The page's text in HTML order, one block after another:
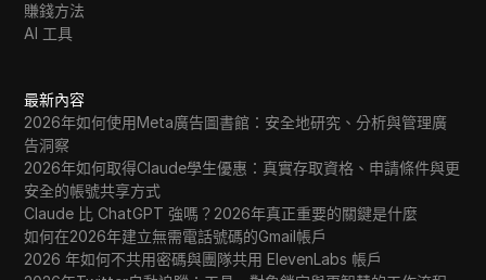
賺錢方法
AI 工具
最新內容
2026年如何使用Meta廣告圖書館：安全地研究、分析與管理廣
告洞察
2026年如何取得Claude學生優惠：真實存取資格、申請條件與更
安全的帳號共享方式
Claude 比 ChatGPT 強嗎？2026年真正重要的關鍵是什麼
如何在2026年建立無需電話號碼的Gmail帳戶
2026 年如何不共用密碼與團隊共用 ElevenLabs 帳戶